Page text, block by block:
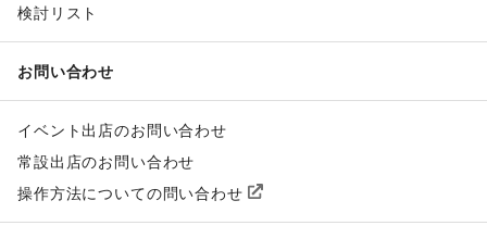
検討リスト
お問い合わせ
イベント出店のお問い合わせ
常設出店のお問い合わせ
操作方法についての問い合わせ